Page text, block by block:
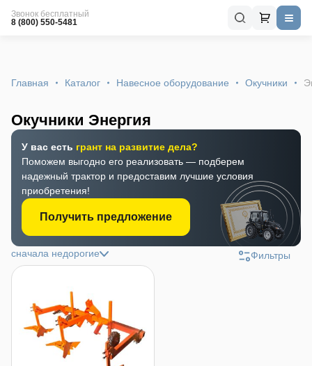
Звонок бесплатный
8 (800) 550-5481
Главная Каталог Навесное оборудование Окучники
Окучники Энергия
У вас есть грант на развитие дела?
Поможем выгодно его реализовать — подберем
надежный трактор и предоставим лучшие условия
приобретения!
Получить предложение
сначала недорогие Фильтры